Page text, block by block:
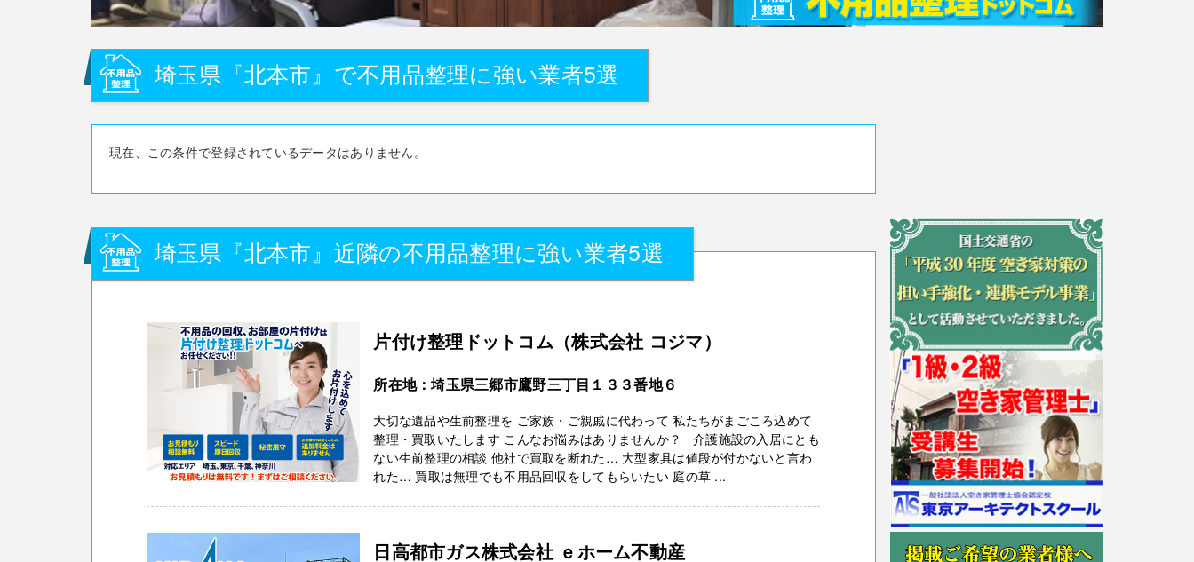
埼玉県『北本市』で不用品整理に強い業者5選
現在、この条件で登録されているデータはありません。
埼玉県『北本市』近隣の不用品整理に強い業者5選
片付け整理ドットコム（株式会社 コジマ）
所在地：埼玉県三郷市鷹野三丁目１３３番地６
大切な遺品や生前整理を ご家族・ご親戚に代わって 私たちがまごころ込めて
整理・買取いたします こんなお悩みはありませんか？ 介護施設の入居にとも
ない生前整理の相談 他社で買取を断れた… 大型家具は値段が付かないと言わ
れた… 買取は無理でも不用品回収をしてもらいたい 庭の草 ...
日高都市ガス株式会社 ｅホーム不動産